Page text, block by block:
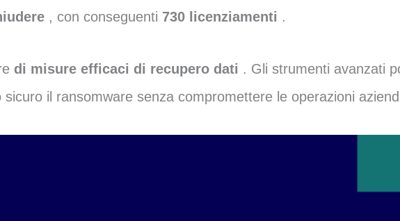
, con conseguenti 730 licenziamenti .
di misure efficaci di recupero dati . Gli strumenti avanzati
sicuro il ransomware senza compromettere le operazioni